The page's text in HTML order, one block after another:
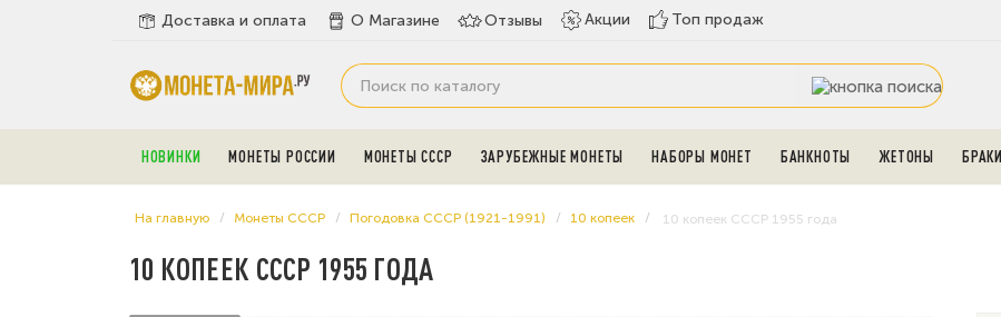
Доставка и оплата О Магазине Отзывы Акции Топ продаж
НОВИНКИ МОНЕТЫ РОССИИ МОНЕТЫ СССР ЗАРУБЕЖНЫЕ МОНЕТЫ НАБОРЫ МОНЕТ БАНКНОТЫ ЖЕТОНЫ БРАКИ
На главную Монеты СССР Погодовка СССР (1921-1991) 10 копеек 10 копеек СССР 1955 года
10 КОПЕЕК СССР 1955 ГОДА